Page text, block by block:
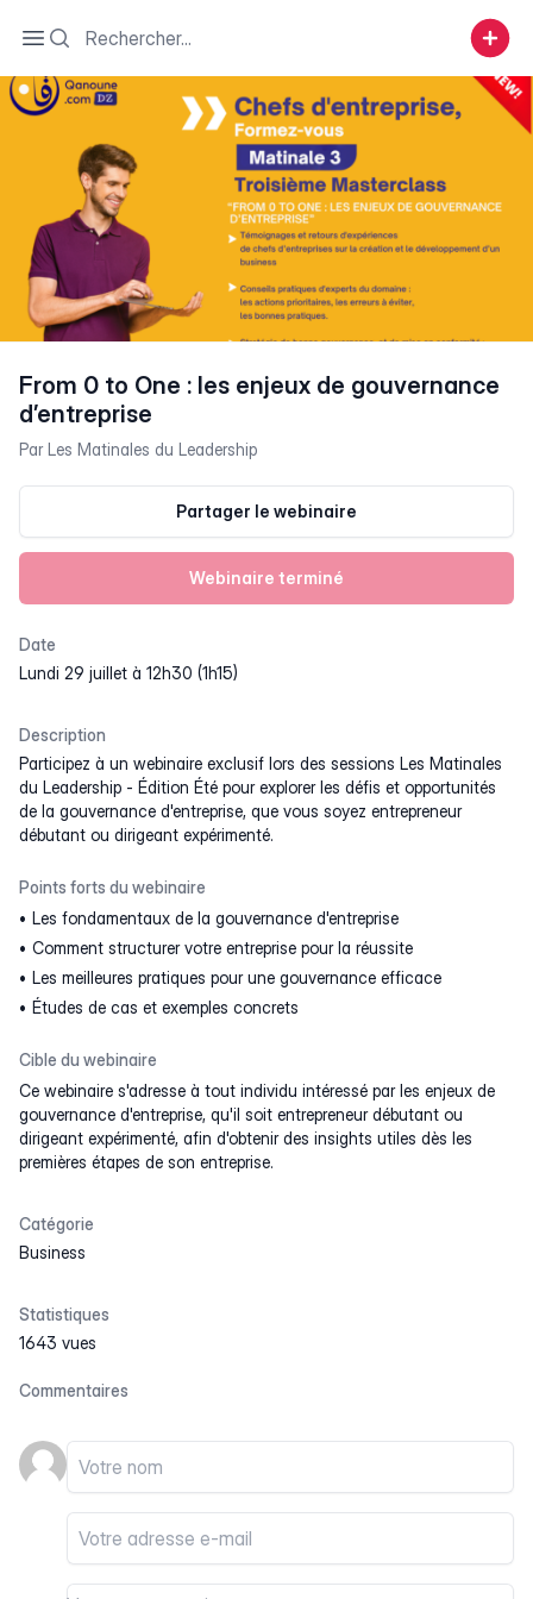
Open sidebar
Search
From 0 to One : les enjeux de gouvernance
d’entreprise
ParLes Matinales du Leadership
Partager le webinaire
Webinaire terminé
Date
lundi 29 juillet à 12h30 (1h15)
Description
Participez à un webinaire exclusif lors des sessions Les Matinales
du Leadership - Édition Été pour explorer les défis et opportunités
de la gouvernance d'entreprise, que vous soyez entrepreneur
débutant ou dirigeant expérimenté.
Points forts du webinaire
Les fondamentaux de la gouvernance d'entreprise
Comment structurer votre entreprise pour la réussite
Les meilleures pratiques pour une gouvernance efficace
Études de cas et exemples concrets
Cible du webinaire
Ce webinaire s'adresse à tout individu intéressé par les enjeux de
gouvernance d'entreprise, qu'il soit entrepreneur débutant ou
dirigeant expérimenté, afin d'obtenir des insights utiles dès les
premières étapes de son entreprise.
Catégorie
Business
Statistiques
1643 vues
Commentaires
Votre nom
Votre email